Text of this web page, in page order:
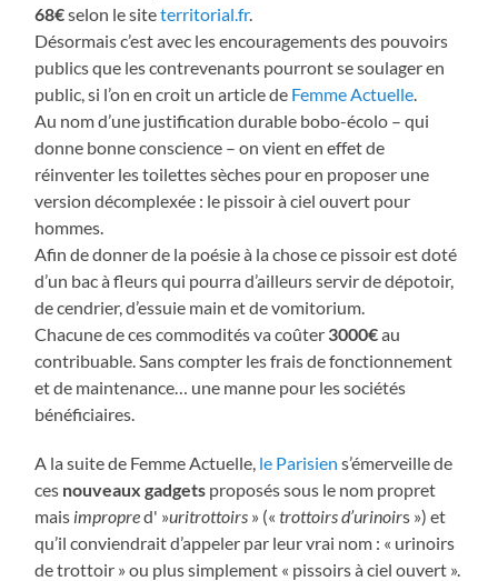
68€selon le siteterritorial.fr.
Désormais c’est avec les encouragements des pouvoirs
publics que les contrevenants pourront se soulager en
public, si l’on en croit un article de Femme Actuelle
Au nom d’une justification durable bobo-écolo – qui
donne bonne conscience – on vient en effet de
réinventer les toilettes sèches pour en proposer une
version décomplexée : le pissoir à ciel ouvert pour
hommes.
Afin de donner de la poésie à la chose ce pissoir est doté
d’un bac à fleurs qui pourra d’ailleurs servir de dépotoir,
de cendrier, d’essuie main et de vomitorium.
Chacune de ces commodités va coûter 3000€au
contribuable. Sans compter les frais de fonctionnement
et de maintenance… une manne pour les sociétés
bénéficiaires.
A la suite de Femme Actuelle, le Parisien s’émerveille de
ces nouveaux gadgets proposés sous le nom propret
mais impropred' »uritrottoirs » («trottoirs d’urinoirs ») et
qu’il conviendrait d’appeler par leur vrai nom : « urinoirs
de trottoir » ou plus simplement « pissoirs à ciel ouvert ».